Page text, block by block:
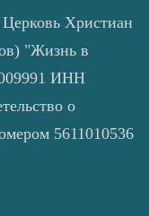
Церковь Христиан
"Жизнь в
ИНН
о
5611010536